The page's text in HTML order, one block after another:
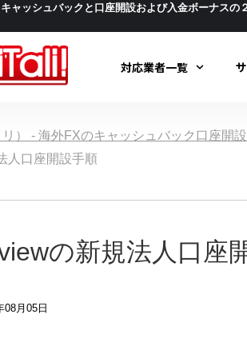
キャッシュバックと口座開設および入金ボーナスの
対応業者一覧
） - 海外FXのキャッシュバック口座開
人口座開設手順
の新規法人口座
08月05日